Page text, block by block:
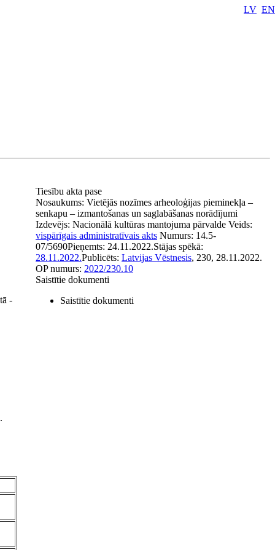
LV EN
-
Tiesību akta pase
Nosaukums: Vietējās nozīmes arheoloģijas pieminekļa –
senkapu – izmantošanas un saglabāšanas norādījumi
Izdevējs: Nacionālā kultūras mantojuma pārvalde Veids:
vispārīgais administratīvais akts Numurs: 14.5-
07/5690Pieņemts: 24.11.2022.Stājas spēkā:
28.11.2022.Publicēts: Latvijas Vēstnesis, 230, 28.11.2022.
OP numurs: 2022/230.10
Saistītie dokumenti
Saistītie dokumenti